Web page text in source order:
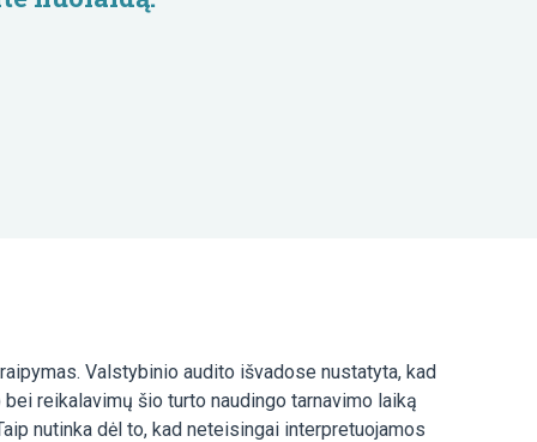
Valstybinio audito išvadose nustatyta, kad
reikalavimų šio turto naudingo tarnavimo laiką
nutinka dėl to, kad neteisingai interpretuojamos